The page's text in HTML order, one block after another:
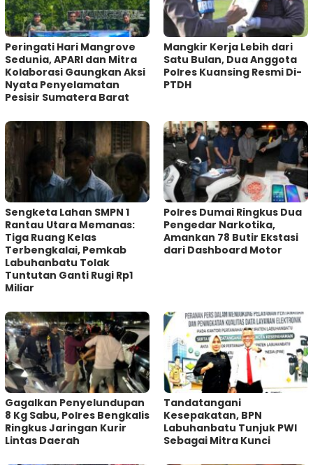
Peringati Hari Mangrove
Sedunia, APARI dan Mitra
Kolaborasi Gaungkan Aksi
Nyata Penyelamatan
Pesisir Sumatera Barat
Mangkir Kerja Lebih dari
Satu Bulan, Dua Anggota
Polres Kuansing Resmi Di-
PTDH
Sengketa Lahan SMPN 1
Rantau Utara Memanas:
Tiga Ruang Kelas
Terbengkalai, Pemkab
Labuhanbatu Tolak
Tuntutan Ganti Rugi Rp1
Miliar
Polres Dumai Ringkus Dua
Pengedar Narkotika,
Amankan 78 Butir Ekstasi
dari Dashboard Motor
Gagalkan Penyelundupan
8 Kg Sabu, Polres Bengkalis
Ringkus Jaringan Kurir
Lintas Daerah
Tandatangani
Kesepakatan, BPN
Labuhanbatu Tunjuk PWI
Sebagai Mitra Kunci